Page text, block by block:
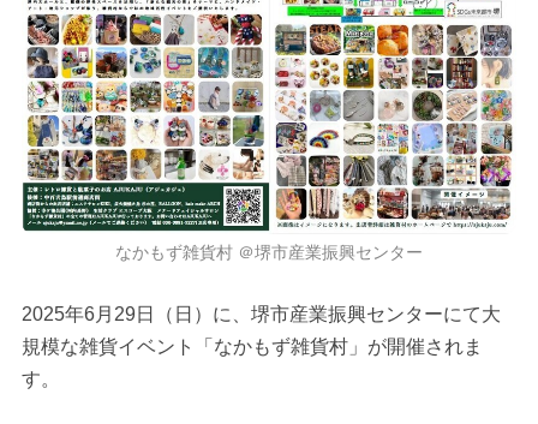
なかもず雑貨村 ＠堺市産業振興センター
2025年6月29日（日）に、堺市産業振興センターにて大
規模な雑貨イベント「なかもず雑貨村」が開催されま
す。